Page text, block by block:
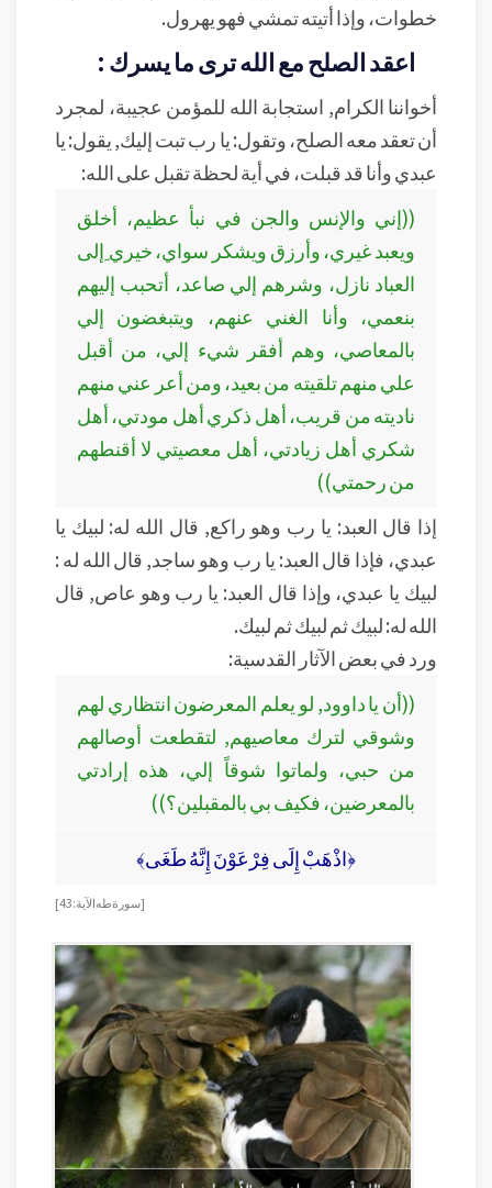
خطوات، وإذا أتيته تمشي فهو يهرول.
اعقد الصلح مع الله ترى ما يسرك :
أخواننا الكرام, استجابة الله للمؤمن عجيبة، لمجرد
أن تعقد معه الصلح، وتقول: يا رب تبت إليك, يقول: يا
عبدي وأنا قد قبلت، في أية لحظة تقبل على الله:
((إني والإنس والجن في نبأ عظيم، أخلق
ويعبد غيري، وأرزق ويشكر سواي، خيري ِإلى
العباد نازل، وشرهم إلي صاعد، أتحبب إليهم
بنعمي، وأنا الغني عنهم، ويتبغضون إلي
بالمعاصي، وهم أفقر شيء إلي، من أقبل
علي منهم تلقيته من بعيد، ومن أعر عني منهم
ناديته من قريب، أهل ذكري أهل مودتي، أهل
شكري أهل زيادتي، أهل معصيتي لا أقنطهم
من رحمتي))
إذا قال العبد: يا رب وهو راكع, قال الله له: لبيك يا
عبدي، فإذا قال العبد: يا رب وهو ساجد, قال الله له :
لبيك يا عبدي، وإذا قال العبد: يا رب وهو عاص, قال
الله له: لبيك ثم لبيك ثم لبيك.
ورد في بعض الآثار القدسية:
((أن يا داوود, لو يعلم المعرضون انتظاري لهم
وشوقي لترك معاصيهم, لتقطعت أوصالهم
من حبي، ولماتوا شوقاً إلي، هذه إرادتي
بالمعرضين، فكيف بي بالمقبلين؟))
﴿اذْهَبْ إِلَى فِرْعَوْنَ إِنَّهُ طَغَى﴾
[سورة طه الآية: 43]